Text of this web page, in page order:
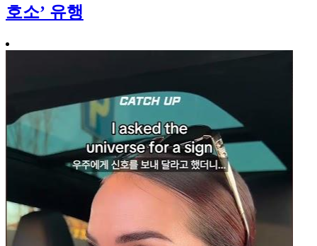
호소’ 유행